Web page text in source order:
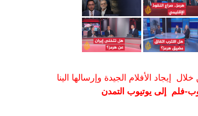
إيجاد الأفلام الجيدة وإرسالها الينا
فلم إلى يوتيوب التمدن